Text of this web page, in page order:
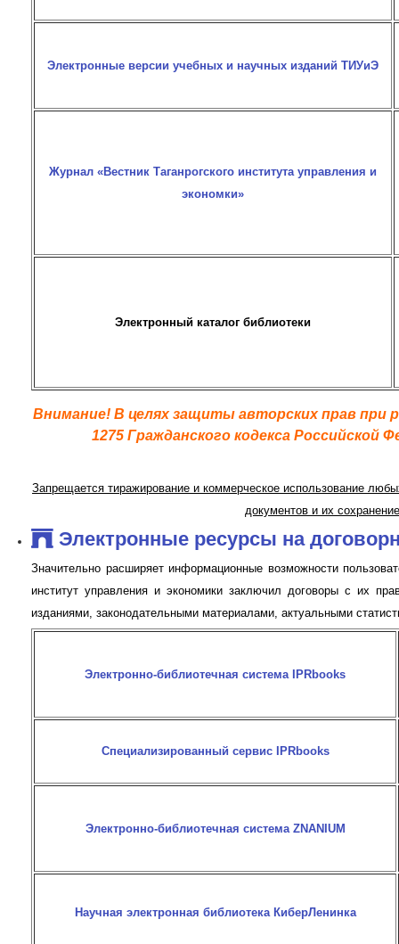
Электронные версии учебных и научных изданий ТИУиЭ
Журнал «Вестник Таганрогского института управления и
экономки»
Электронный каталог библиотеки
Внимание! В целях защиты авторских прав при
1275 Гражданского кодекса Российской
Запрещается тиражирование и коммерческое использование
документов и их
Электронные ресурсы на
Значительно расширяет информационные возможности
институт управления и экономики заключил договоры с их
изданиями, законодательными материалами, актуальными
Электронно-библиотечная система IPRbooks
Специализированный сервис IPRbooks
Электронно-библиотечная система ZNANIUM
Научная электронная библиотека КиберЛенинка